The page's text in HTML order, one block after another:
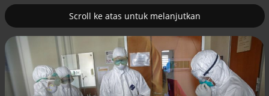
Scroll ke atas untuk melanjutkan
nuklir 2
Tambahan TKD menggerakkan 42
kegiatan di Lhokseumawe